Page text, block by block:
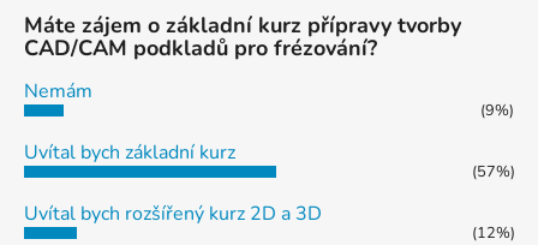
Máte zájem o základní kurz přípravy tvorby
CAD/CAM podkladů pro frézování?
Nemám
(9%)
Uvítal bych základní kurz
(57%)
Uvítal bych rozšířený kurz 2D a 3D
(12%)